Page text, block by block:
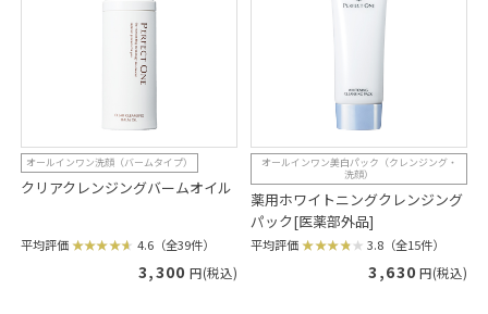
オールインワン洗顔（バームタイプ）
クリアクレンジングバームオイル
平均評価 4.6（全39件）
3,300 円(税込)
オールインワン美白パック（クレンジング・
洗顔）
薬用ホワイトニングクレンジング
パック[医薬部外品]
平均評価 3.8（全15件）
3,630 円(税込)